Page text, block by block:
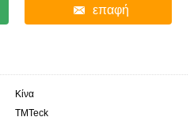
επαφή
Κίνα
TMTeck